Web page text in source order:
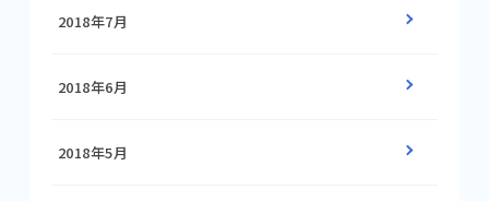
2018年7月
2018年6月
2018年5月